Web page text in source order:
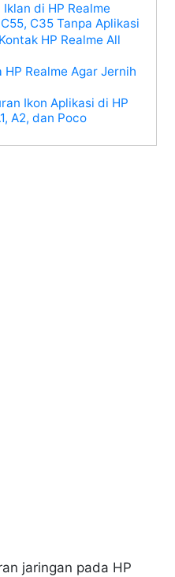
di HP Realme
C55, C35 Tanpa Aplikasi
HP Realme All
Realme Agar Jernih
Ikon Aplikasi di HP
A2, dan Poco
jaringan pada HP